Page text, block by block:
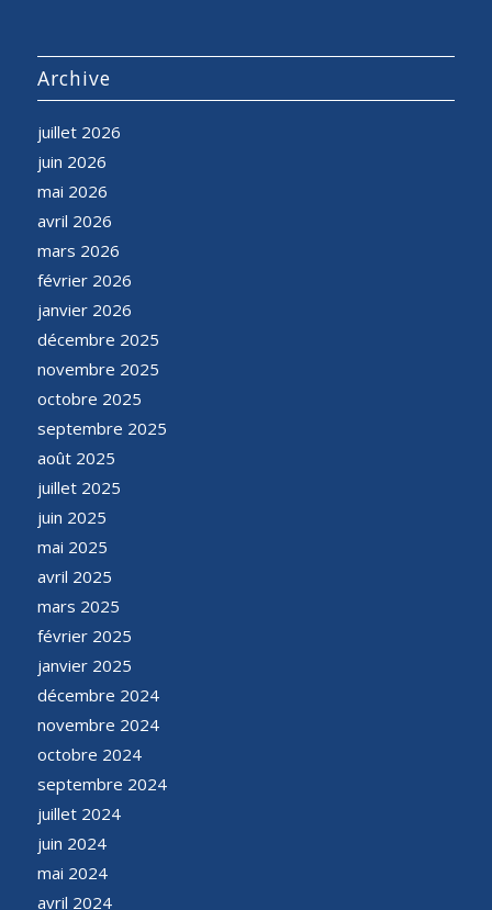
Archive
juillet 2026
juin 2026
mai 2026
avril 2026
mars 2026
février 2026
janvier 2026
décembre 2025
novembre 2025
octobre 2025
septembre 2025
août 2025
juillet 2025
juin 2025
mai 2025
avril 2025
mars 2025
février 2025
janvier 2025
décembre 2024
novembre 2024
octobre 2024
septembre 2024
juillet 2024
juin 2024
mai 2024
avril 2024